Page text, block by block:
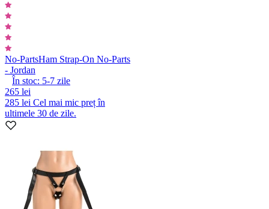
No-PartsHam Strap-On No-Parts
- Jordan
În stoc: 5-7 zile
265 lei
285 lei Cel mai mic preț în
ultimele 30 de zile.